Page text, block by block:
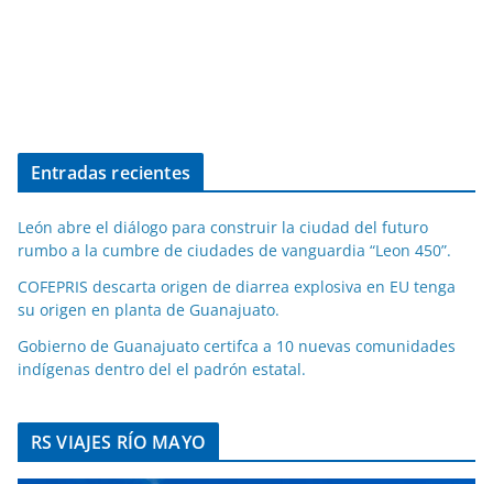
Entradas recientes
León abre el diálogo para construir la ciudad del futuro
rumbo a la cumbre de ciudades de vanguardia “Leon 450”.
COFEPRIS descarta origen de diarrea explosiva en EU tenga
su origen en planta de Guanajuato.
Gobierno de Guanajuato certifca a 10 nuevas comunidades
indígenas dentro del el padrón estatal.
RS VIAJES RÍO MAYO